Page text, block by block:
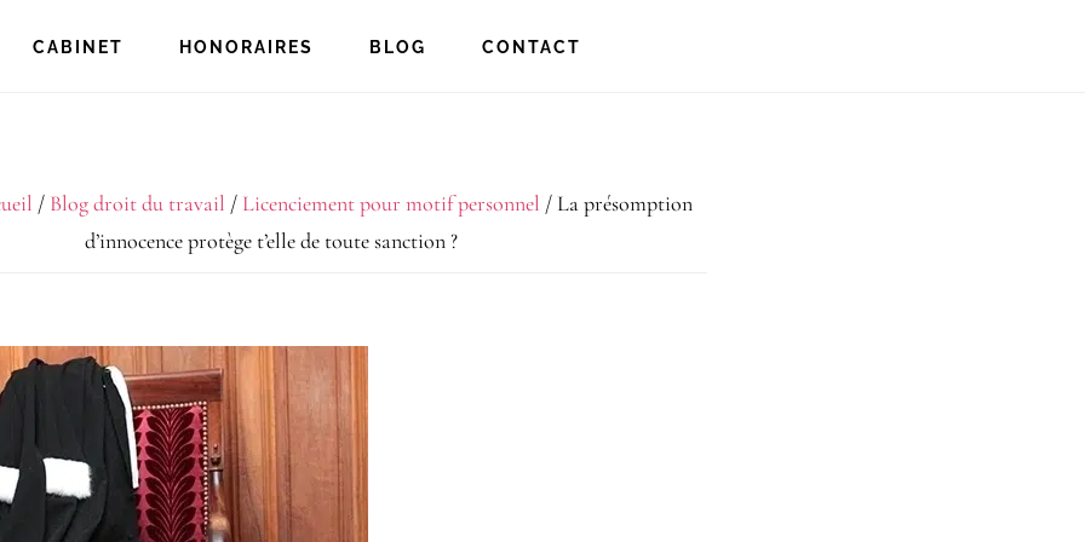
CABINET HONORAIRES BLOG CONTACT
/ Blog droit du travail / Licenciement pour motif personnel / La présomption
d’innocence protège t’elle de toute sanction ?